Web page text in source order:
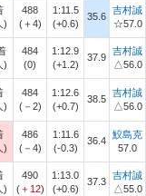
)
488
(＋4)
1:11.5
(+0.6)
35.6
吉村誠
☆57.0
)
484
(0)
1:12.9
(+1.2)
37.9
吉村誠
△56.0
)
484
(－2)
1:12.6
(+0.7)
38.5
吉村誠
△56.0
)
486
(－4)
1:11.6
(-0.3)
36.4
鮫島克
57.0
)
490
(＋12)
1:13.0
(+0.6)
37.3
吉村誠
△55.0